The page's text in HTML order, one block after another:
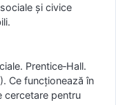
și civice
Prentice‑Hall.
Ce funcționează în
cercetare pentru